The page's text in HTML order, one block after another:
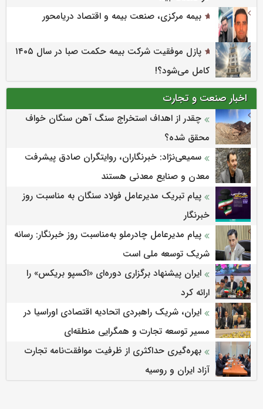
بیمه مرکزی، صنعت بیمه و اقتصاد دریامحور
پازل موفقیت شرکت بیمه حکمت صبا در سال ۱۴۰۵
کامل می‌شود؟!
اخبار صنعت و تجارت
چقدر از اهداف استخراج سنگ آهن سنگان خواف
محقق شده؟
سمیعی‌نژاد: خبرنگاران، روایتگران صادق پیشرفت
معدن و صنایع معدنی هستند
پیام تبریک مدیرعامل فولاد سنگان به مناسبت روز
خبرنگار
پیام مدیرعامل چادرملو به‌مناسبت روز خبرنگار: رسانه
شریک توسعه ملی است
ایران پیشنهاد برگزاری دوره‌ای «اکسپو بریکس» را
ارائه کرد
ایران، شریک راهبردی اتحادیه اقتصادی اوراسیا در
مسیر توسعه تجارت و همگرایی منطقه‌ای
بهره‌گیری حداکثری از ظرفیت موافقت‌نامه تجارت
آزاد ایران و روسیه